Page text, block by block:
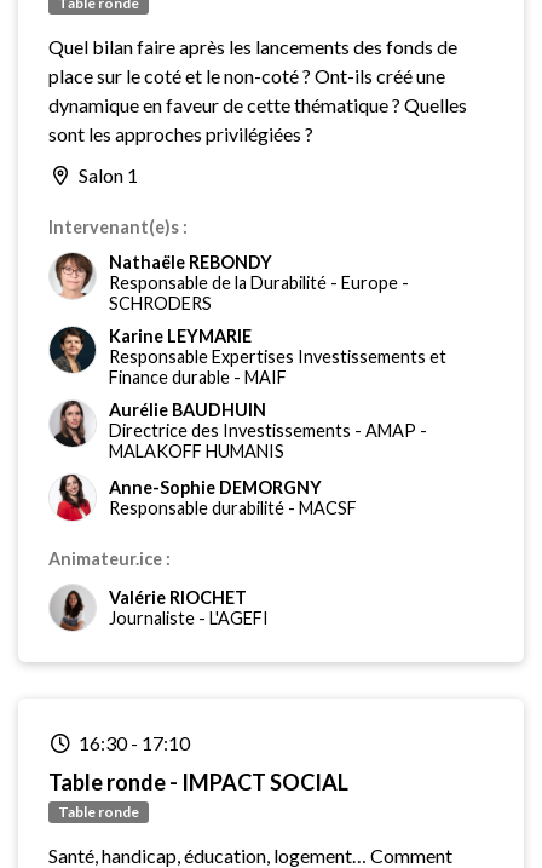
Quel bilan faire après les lancements des fonds de
place sur le coté et le non-coté ? Ont-ils créé une
dynamique en faveur de cette thématique ? Quelles
sont les approches privilégiées ?
Salon 1
Intervenant(e)s :
Nathaële REBONDY
Responsable de la Durabilité - Europe -
SCHRODERS
Karine LEYMARIE
Responsable Expertises Investissements et
Finance durable - MAIF
Aurélie BAUDHUIN
Directrice des Investissements - AMAP -
MALAKOFF HUMANIS
Anne-Sophie DEMORGNY
Responsable durabilité - MACSF
Animateur.ice :
Valérie RIOCHET
Journaliste - L'AGEFI
16:30- 17:10
Table ronde - IMPACT SOCIAL
Table ronde
Santé, handicap, éducation, logement… Comment